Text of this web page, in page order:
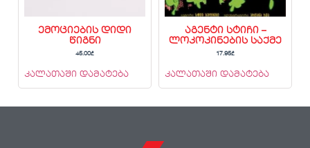
ემოციების დიდი
წიგნი
45.00₾
კალათაში დამატება
აგენტი სტიჩი –
ლოკოკინების საქმე
17.95₾
კალათაში დამატება